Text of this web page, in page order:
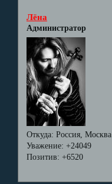
Лёна
Администратор
Откуда: Россия, Москва
Уважение: +24049
Позитив: +6520